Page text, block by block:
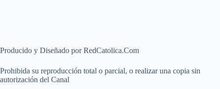
Producido y Diseñado por RedCatolica.Com
Prohibida su reproducción total o parcial, o realizar una copia sin
autorización del Canal